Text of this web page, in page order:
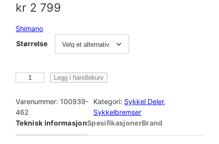
kr 2 799
Shimano
Størrelse
i
m
a
Legg i handlekurv
Varenummer: 100939-
462
Kategori: Sykkel Deler
Sykkelbremser
Teknisk informasjonSpesifikasjonerBrand